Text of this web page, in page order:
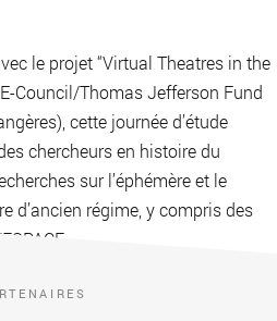
le projet “Virtual Theatres in the
Council/Thomas Jefferson Fund
cette journée d’étude
chercheurs en histoire du
sur l’éphémère et le
d’ancien régime, y compris des